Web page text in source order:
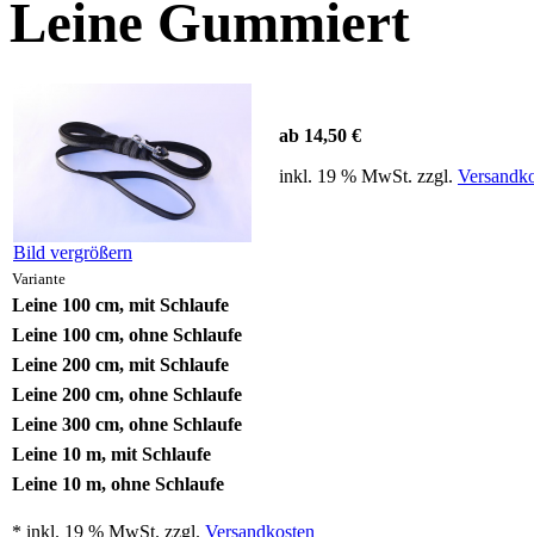
Leine Gummiert
Bild vergrößern
ab 14,50 €
inkl. 19 % MwSt. zzgl.
Variante
Leine 100 cm, mit Schlaufe
Leine 100 cm, ohne Schlaufe
Leine 200 cm, mit Schlaufe
Leine 200 cm, ohne Schlaufe
Leine 300 cm, ohne Schlaufe
Leine 10 m, mit Schlaufe
Leine 10 m, ohne Schlaufe
* inkl. 19 % MwSt. zzgl. Versandkosten